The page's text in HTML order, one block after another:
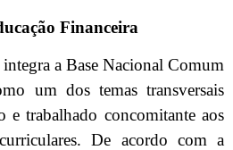
Financeira
a Base Nacional Comum
um dos temas transversais
e trabalhado concomitante aos
De acordo com a